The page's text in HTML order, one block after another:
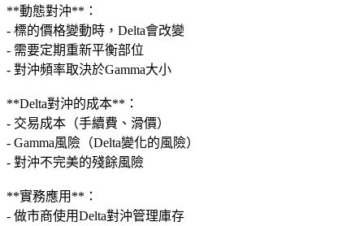
**動態對沖**：
- 標的價格變動時，Delta會改變
- 需要定期重新平衡部位
- 對沖頻率取決於Gamma大小
**Delta對沖的成本**：
- 交易成本（手續費、滑價）
- Gamma風險（Delta變化的風險）
- 對沖不完美的殘餘風險
**實務應用**：
- 做市商使用Delta對沖管理庫存